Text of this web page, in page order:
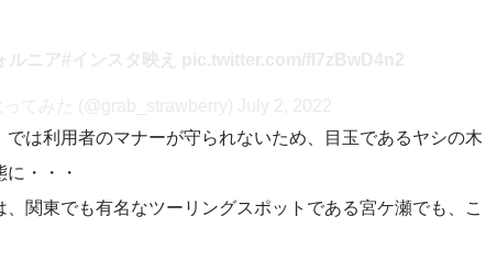
は利用者のマナーが守られないため、目玉であるヤシの木
・・・
関東でも有名なツーリングスポットである宮ケ瀬でも、こ